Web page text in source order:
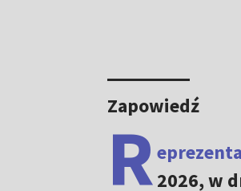
Zapowiedź
R2026, w